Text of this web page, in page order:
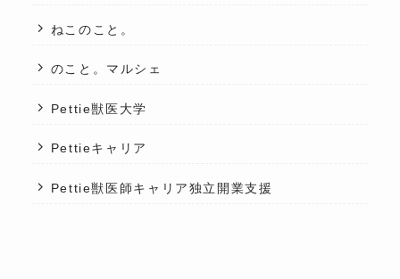
ねこのこと。
のこと。マルシェ
Pettie獣医大学
Pettieキャリア
Pettie獣医師キャリア独立開業支援